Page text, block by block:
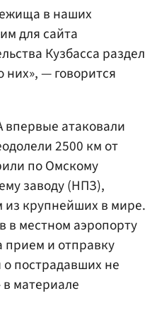
в наших
для сайта
Кузбасса раздел
— говорится
атаковали
2500 км от
по Омскому
заводу (НПЗ),
из крупнейших в мире.
в местном аэропорту
прием и отправку
пострадавших не
материале